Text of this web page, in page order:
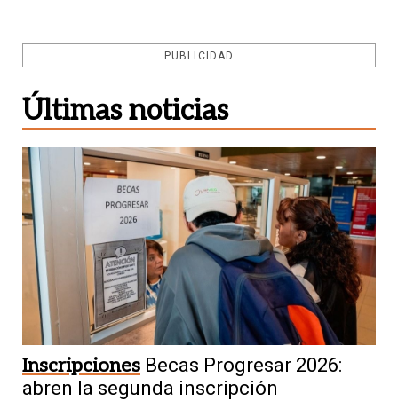
PUBLICIDAD
Últimas noticias
Inscripciones Becas Progresar 2026:
abren la segunda inscripción